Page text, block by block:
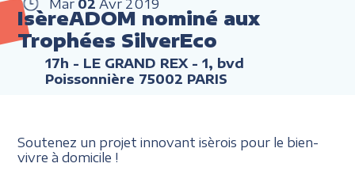
Mar 02 Avr 2019
IsèreADOM nominé aux
Trophées SilverEco
17h - LE GRAND REX - 1, bvd
Poissonnière 75002 PARIS
Soutenez un projet innovant isèrois pour le bien-
vivre à domicile !